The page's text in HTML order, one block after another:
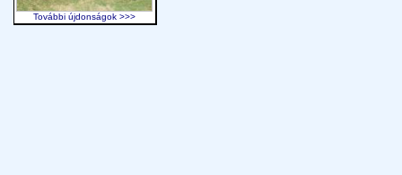
További újdonságok >>>